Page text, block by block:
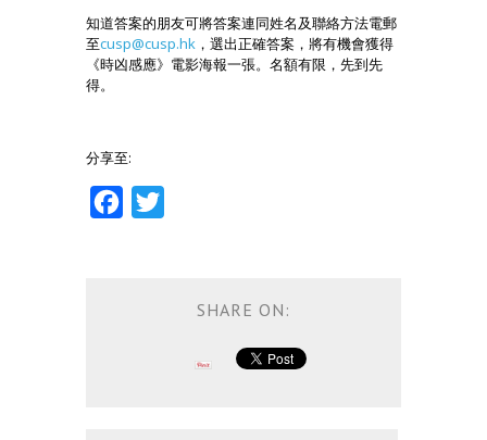
知道答案的朋友可將答案連同姓名及聯絡方法電郵
至cusp@cusp.hk ，選出正確答案，將有機會獲得
《時凶感應》電影海報一張。名額有限，先到先
得。
分享至:
Facebook
SHARE ON: